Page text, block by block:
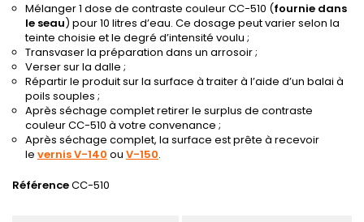
Mélanger 1 dose de contraste couleur CC-510 (fournie dans
le seau) pour 10 litres d’eau. Ce dosage peut varier selon la
teinte choisie et le degré d’intensité voulu ;
Transvaser la préparation dans un arrosoir ;
Verser sur la dalle ;
Répartir le produit sur la surface à traiter à l’aide d’un balai à
poils souples ;
Après séchage complet retirer le surplus de contraste
couleur CC-510 à votre convenance ;
Après séchage complet, la surface est prête à recevoir
le vernis V-140 ou V-150.
RéférenceCC-510